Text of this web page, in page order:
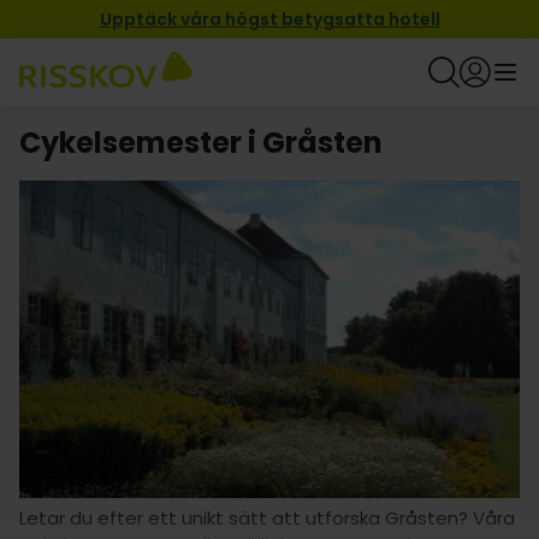
Upptäck våra högst betygsatta hotell
Cykelsemester i Gråsten
Letar du efter ett unikt sätt att utforska Gråsten? Våra